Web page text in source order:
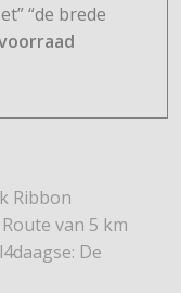
“de brede
Ribbon
van 5 km
De